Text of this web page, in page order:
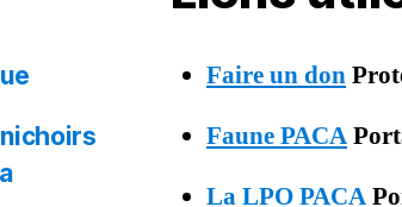
Faire un don
Faune PACA
La LPO PACA